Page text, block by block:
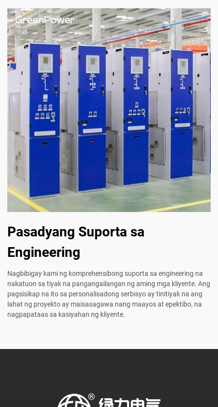
Pasadyang Suporta sa
Engineering
Nagbibigay kami ng komprehensibong suporta sa engineering na
nakatuon sa tiyak na pangangailangan ng aming mga kliyente. Ang
pagsisikap na ito sa personalisadong serbisyo ay tinitiyak na ang
lahat ng proyekto ay maisasagawa nang maayos at epektibo, na
nagpapataas sa kasiyahan ng kliyente.